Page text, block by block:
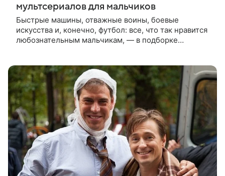
мультсериалов для мальчиков
Быстрые машины, отважные воины, боевые
искусства и, конечно, футбол: все, что так нравится
любознательным мальчикам, — в подборке